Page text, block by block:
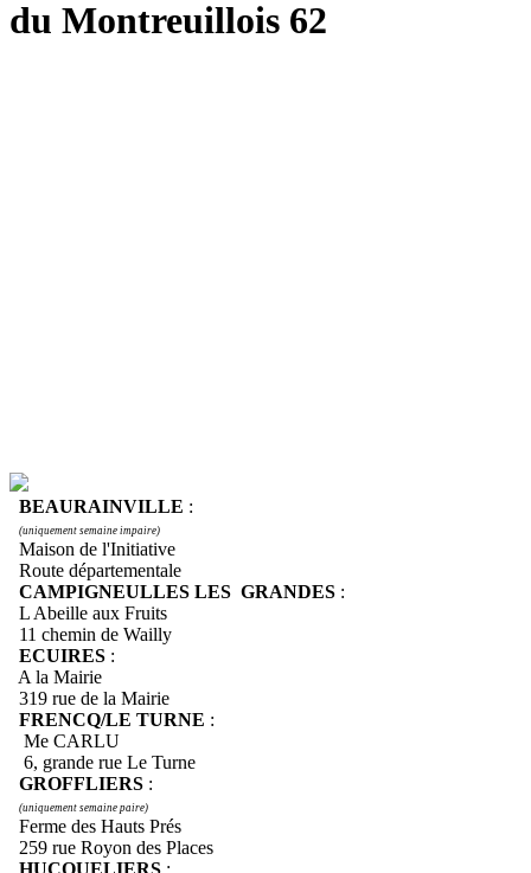
du Montreuillois 62
BEAURAINVILLE :
(uniquement semaine impaire)
Maison de l'Initiative
Route départementale
CAMPIGNEULLES LES GRANDES :
L Abeille aux Fruits
11 chemin de Wailly
ECUIRES :
A la Mairie
319 rue de la Mairie
FRENCQ/LE TURNE :
Me CARLU
6, grande rue Le Turne
GROFFLIERS :
(uniquement semaine paire)
Ferme des Hauts Prés
259 rue Royon des Places
HUCQUELIERS :